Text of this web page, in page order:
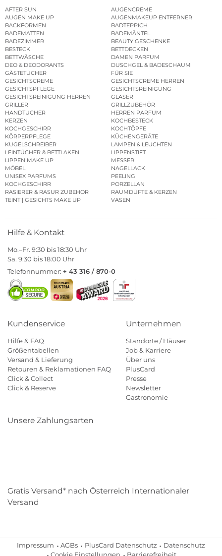
AFTER SUN
AUGENCREME
AUGEN MAKE UP
AUGENMAKEUP ENTFERNER
BACKFORMEN
BADTEPPICH
BADEMATTEN
BADEMÄNTEL
BADEZIMMER
BEAUTY GESCHENKE
BESTECK
BETTDECKEN
BETTWÄSCHE
DAMEN PARFUM
DEO & DEODORANTS
DUSCHGEL & BADESCHAUM
GÄSTETÜCHER
FÜR SIE
GESICHTSCREME
GESICHTSCREME HERREN
GESICHTSPFLEGE
GESICHTSREINIGUNG
GESICHTSREINIGUNG HERREN
GLÄSER
GRILLER
GRILLZUBEHÖR
HANDTÜCHER
HERREN PARFUM
KERZEN
KOCHBESTECK
KOCHGESCHIRR
KOCHTÖPFE
KÖRPERPFLEGE
KÜCHENGERÄTE
KUGELSCHREIBER
LAMPEN & LEUCHTEN
LEINTÜCHER & BETTLAKEN
LIPPENSTIFT
LIPPEN MAKE UP
MESSER
MÖBEL
NAGELLACK
UNISEX PARFUMS
PEELING
KOCHGESCHIRR
PORZELLAN
RASIERER & RASUR ZUBEHÖR
RAUMDÜFTE & KERZEN
TEINT | GESICHTS MAKE UP
VASEN
Hilfe & Kontakt
Mo.–Fr. 9:30 bis 18:30 Uhr
Sa. 9:30 bis 18:00 Uhr
Telefonnummer: + 43 316 / 870-0
Kundenservice
Hilfe & FAQ
Größentabellen
Versand & Lieferung
Retouren & Reklamationen FAQ
Click & Collect
Click & Reserve
Unternehmen
Standorte / Häuser
Job & Karriere
Über uns
PlusCard
Presse
Newsletter
Gastronomie
Unsere Zahlungsarten
Gratis Versand* nach Österreich Internationaler
Versand
Impressum AGBs PlusCard Datenschutz
Datenschutz